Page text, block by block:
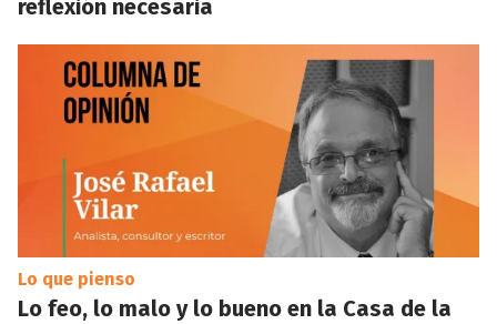
reflexión necesaria
Lo que pienso
Lo feo, lo malo y lo bueno en la Casa de la